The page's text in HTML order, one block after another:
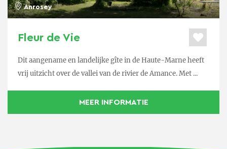
Anrosey
Fleur de Vie
Dit aangename en landelijke gîte in de Haute-Marne heeft
vrij uitzicht over de vallei van de rivier de Amance. Met ...
MEER INFORMATIE